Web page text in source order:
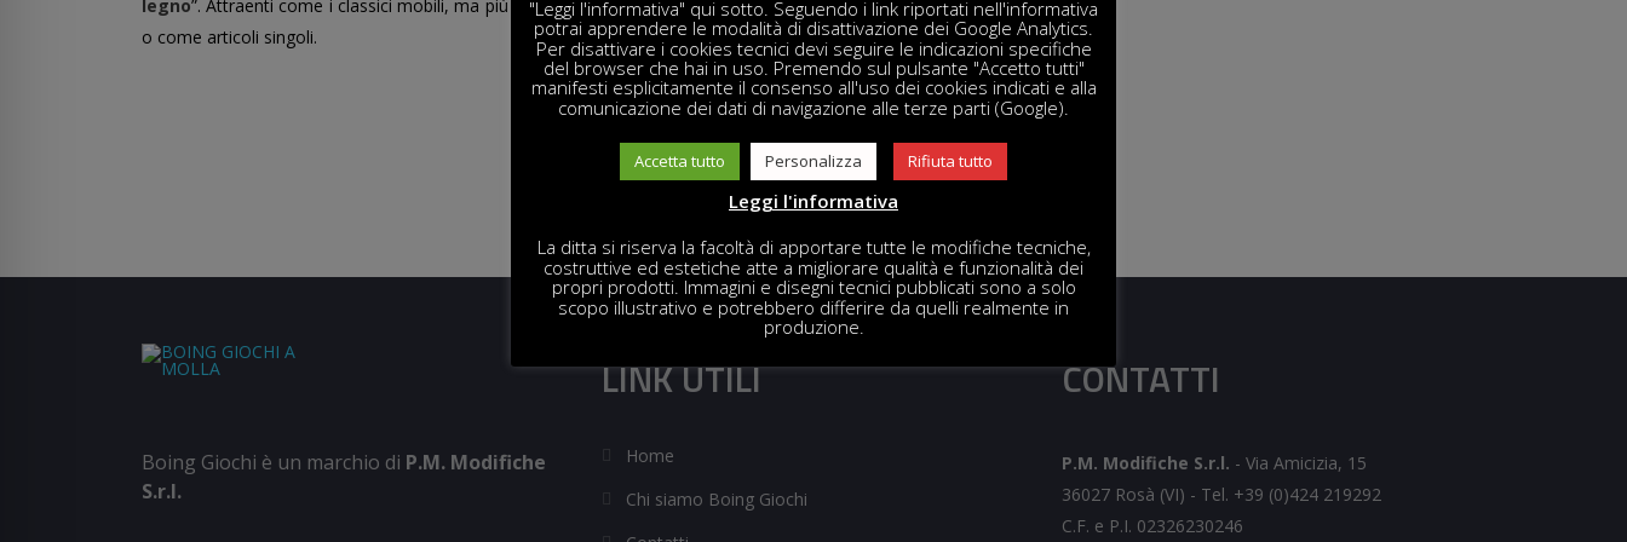
legno”. Attraenti come i classici mobili, ma più durevoli, sono impermeabili e facili da pulire. Disponibili come set
o come articoli singoli.
Boing Giochi è un marchio di P.M. Modifiche
S.r.l.
LINK UTILI
Home
Chi siamo Boing Giochi
CONTATTI
P.M. Modifiche S.r.l. - Via Amicizia, 15
36027 Rosà (VI) - Tel. +39 (0)424 219292
C.F. e P.I. 02326230246
"Leggi l'informativa" qui sotto. Seguendo i link riportati nell'informativa
potrai apprendere le modalità di disattivazione dei Google Analytics.
Per disattivare i cookies tecnici devi seguire le indicazioni specifiche
del browser che hai in uso. Premendo sul pulsante "Accetto tutti"
manifesti esplicitamente il consenso all'uso dei cookies indicati e alla
comunicazione dei dati di navigazione alle terze parti (Google).
Accetta tutto Personalizza Rifiuta tutto
Leggi l'informativa
La ditta si riserva la facoltà di apportare tutte le modifiche tecniche,
costruttive ed estetiche atte a migliorare qualità e funzionalità dei
propri prodotti. Immagini e disegni tecnici pubblicati sono a solo
scopo illustrativo e potrebbero differire da quelli realmente in
produzione.